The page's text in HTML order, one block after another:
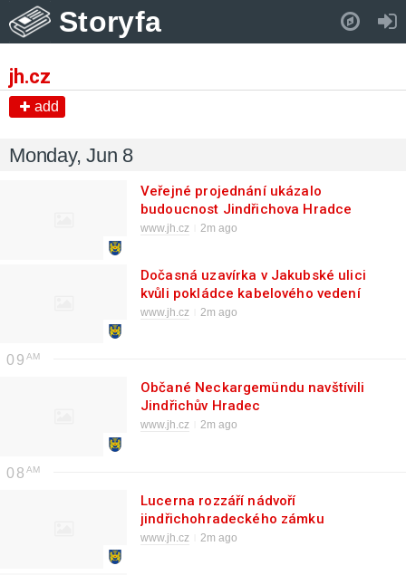
Storyfa
jh.cz
add
Monday, Jun 8
Veřejné projednání ukázalo
budoucnost Jindřichova Hradce
www.jh.cz 2m ago
Dočasná uzavírka v Jakubské ulici
kvůli pokládce kabelového vedení
www.jh.cz 2m ago
09
Občané Neckargemündu navštívili
Jindřichův Hradec
www.jh.cz 2m ago
08
Lucerna rozzáří nádvoří
jindřichohradeckého zámku
www.jh.cz 2m ago
Pull down to refresh..